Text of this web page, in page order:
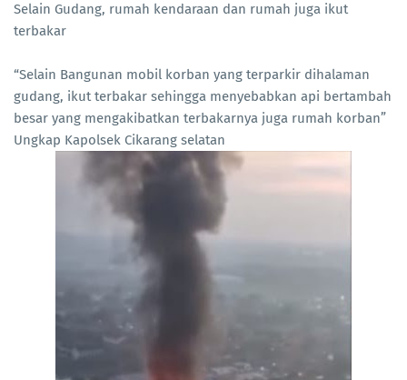
Selain Gudang, rumah kendaraan dan rumah juga ikut
terbakar
“Selain Bangunan mobil korban yang terparkir dihalaman
gudang, ikut terbakar sehingga menyebabkan api bertambah
besar yang mengakibatkan terbakarnya juga rumah korban”
Ungkap Kapolsek Cikarang selatan